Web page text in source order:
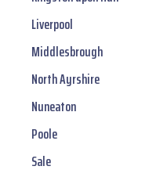
Liverpool
Middlesbrough
North Ayrshire
Nuneaton
Poole
Sale